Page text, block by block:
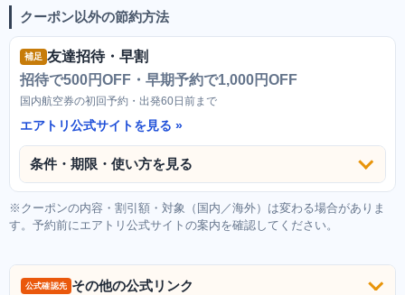
クーポン以外の節約方法
補足 友達招待・早割
招待で500円OFF・早期予約で1,000円OFF
国内航空券の初回予約・出発60日前まで
エアトリ公式サイトを見る
条件・期限・使い方を見る
※クーポンの内容・割引額・対象（国内／海外）は変わる場合がありま
す。予約前にエアトリ公式サイトの案内を確認してください。
公式確認先 その他の公式リンク